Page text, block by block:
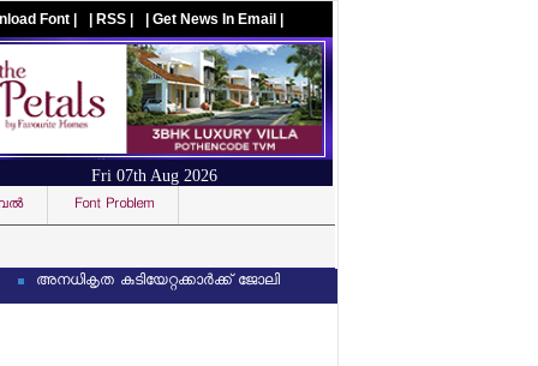
Font | | RSS | | Get News In Email |
Fri 07th Aug 2026
Font Problem
കുടിയേറ്റക്കാര്‍ക്ക് ജോലി നല്‍കിയാല്‍ കമ്പനി മേധാവികള്‍ക്ക്